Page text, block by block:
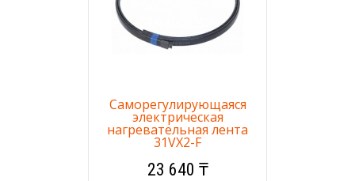
Саморегулирующаяся
электрическая
нагревательная лента
31VX2-F
23 640 ₸